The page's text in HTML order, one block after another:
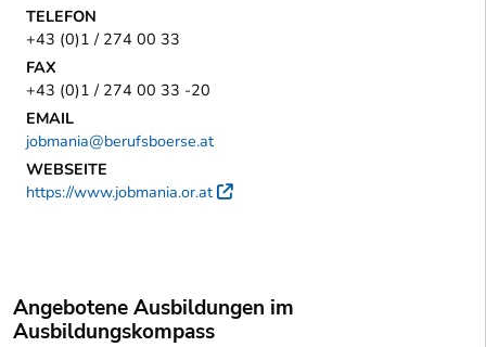
TELEFON
+43 (0)1 / 274 00 33
FAX
+43 (0)1 / 274 00 33 -20
EMAIL
jobmania@berufsboerse.at
WEBSEITE
https://www.jobmania.or.at
Externer Link
Angebotene Ausbildungen im
Ausbildungskompass